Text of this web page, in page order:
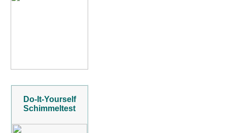
Do-It-Yourself
Schimmeltest